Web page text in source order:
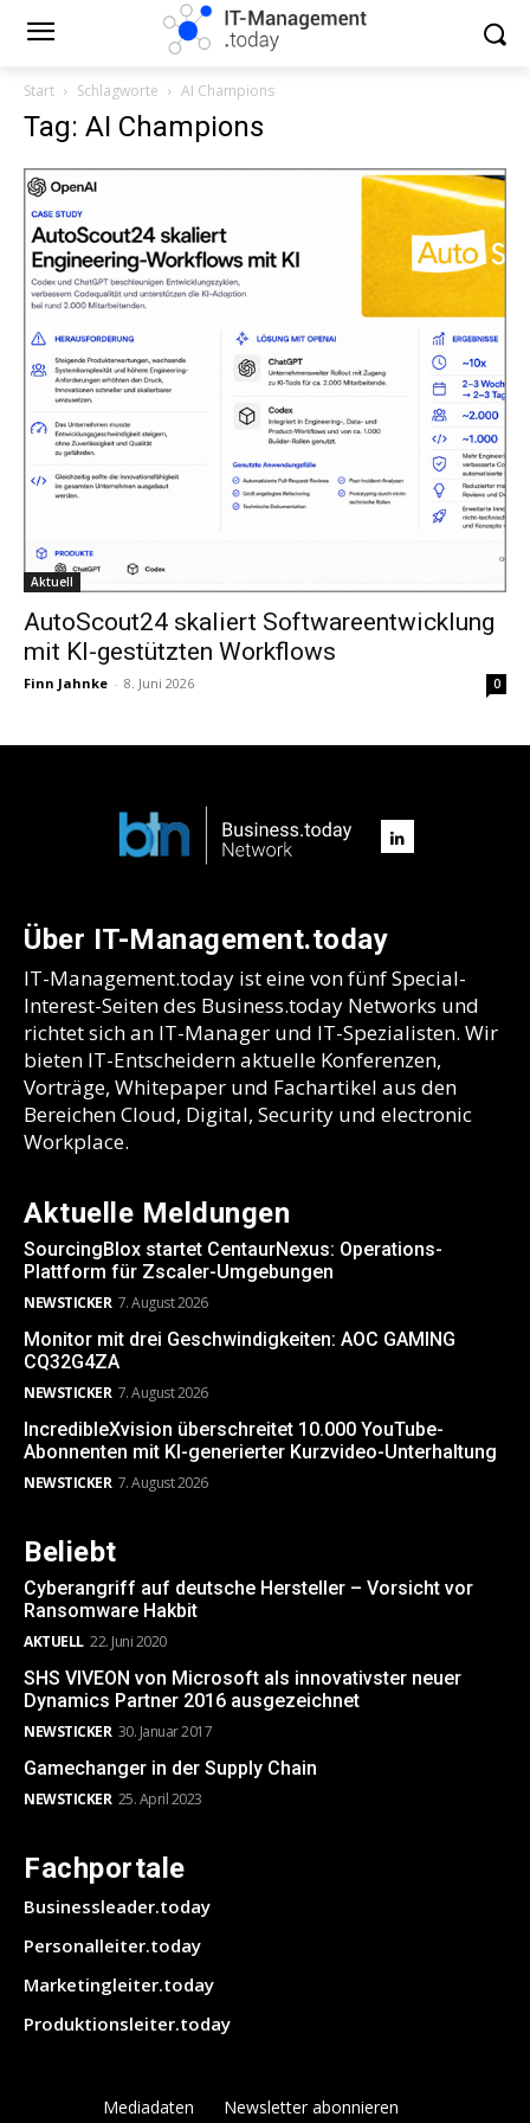
Start Schlagworte AI Champions
Tag: AI Champions
Aktuell
AutoScout24 skaliert Softwareentwicklung
mit KI-gestützten Workflows
Finn Jahnke - 8. Juni 2026 0
Über IT-Management.today
IT-Management.today ist eine von fünf Special-
Interest-Seiten des Business.today Networks und
richtet sich an IT-Manager und IT-Spezialisten. Wir
bieten IT-Entscheidern aktuelle Konferenzen,
Vorträge, Whitepaper und Fachartikel aus den
Bereichen Cloud, Digital, Security und electronic
Workplace.
Aktuelle Meldungen
SourcingBlox startet CentaurNexus: Operations-
Plattform für Zscaler-Umgebungen
NEWSTICKER 7. August 2026
Monitor mit drei Geschwindigkeiten: AOC GAMING
CQ32G4ZA
NEWSTICKER 7. August 2026
IncredibleXvision überschreitet 10.000 YouTube-
Abonnenten mit KI-generierter Kurzvideo-Unterhaltung
NEWSTICKER 7. August 2026
Beliebt
Cyberangriff auf deutsche Hersteller – Vorsicht vor
Ransomware Hakbit
AKTUELL 22. Juni 2020
SHS VIVEON von Microsoft als innovativster neuer
Dynamics Partner 2016 ausgezeichnet
NEWSTICKER 30. Januar 2017
Gamechanger in der Supply Chain
NEWSTICKER 25. April 2023
Fachportale
Businessleader.today
Personalleiter.today
Marketingleiter.today
Produktionsleiter.today
Mediadaten Newsletter abonnieren